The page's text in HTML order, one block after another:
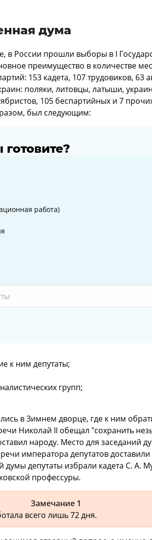
дума
в России прошли выборы в I
преимущество в количестве
153 кадета, 107 трудовиков, 63
поляки, литовцы, латыши,
105 беспартийных и 7
был следующим:
работа)
к ним депутаты;
групп;
в Зимнем дворце, где к ним
Николай II обещал "сохранить
народу. Место для заседаний
императора депутатов
думы депутаты избрали кадета С. А.
профессуры.
Замечание 1
всего лишь 72 дня.